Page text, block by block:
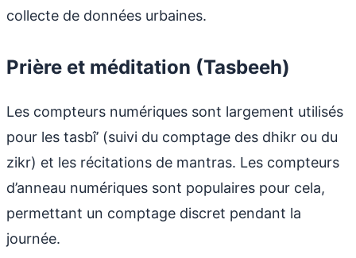
collecte de données urbaines.
Prière et méditation (Tasbeeh)
Les compteurs numériques sont largement utilisés
pour les tasbî’ (suivi du comptage des dhikr ou du
zikr) et les récitations de mantras. Les compteurs
d’anneau numériques sont populaires pour cela,
permettant un comptage discret pendant la
journée.